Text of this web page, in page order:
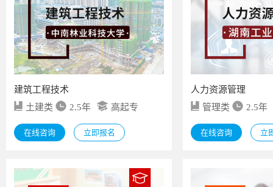
建筑工程技术
土建类
2.5年 高起专
在线咨询 立即报名
人力资源管理
管理类
2.5年
在线咨询 立